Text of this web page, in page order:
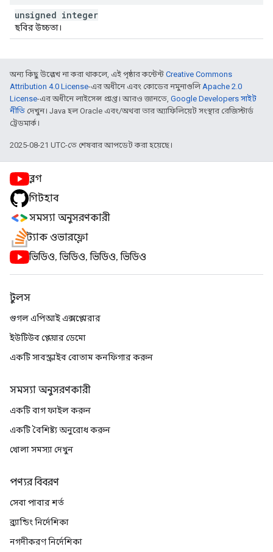
unsigned integer
ছবির উচ্চতা।
অন্য কিছু উল্লেখ না করা থাকলে, এই পৃষ্ঠার কন্টেন্ট Creative Commons
Attribution 4.0 License-এর অধীনে এবং কোডের নমুনাগুলিApache 2.0
License-এর অধীনে লাইসেন্স প্রাপ্ত। আরও জানতে, Google Developers সাইট
নীতি দেখুন। Java হল Oracle এবং/অথবা তার অ্যাফিলিয়েট সংস্থার রেজিস্টার্ড
ট্রেডমার্ক।
2025-08-21 UTC-তে শেষবার আপডেট করা হয়েছে।
ব্লগ
গিটহাব
সমস্যা অনুসরণকারী
স্ট্যাক ওভারফ্লো
ভিডিও, ভিডিও, ভিডিও, ভিডিও
টুলস
গুগল এপিআই এক্সপ্লোরার
ইউটিউব প্লেয়ার ডেমো
একটি সাবস্ক্রাইব বোতাম কনফিগার করুন
সমস্যা অনুসরণকারী
একটি বাগ ফাইল করুন
একটি বৈশিষ্ট্য অনুরোধ করুন
খোলা সমস্যা দেখুন
পণ্যর বিবরণ
সেবা পাবার শর্ত
ব্র্যান্ডিং নির্দেশিকা
নগদীকরণ নির্দেশিকা